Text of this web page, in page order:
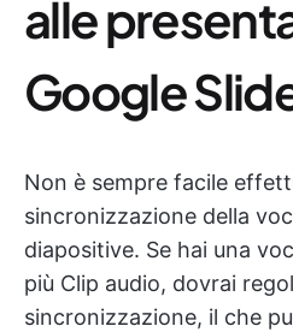
alle
Google
Non è sempre facile
sincronizzazione della
diapositive. Se hai una
più Clip audio, dovrai
sincronizzazione, il che